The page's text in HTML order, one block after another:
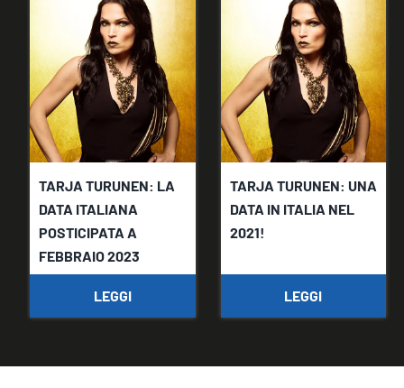
TARJA TURUNEN: LA
DATA ITALIANA
POSTICIPATA A
FEBBRAIO 2023
LEGGI
TARJA TURUNEN: UNA
DATA IN ITALIA NEL
2021!
LEGGI